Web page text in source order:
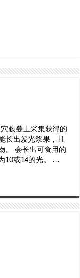
藤蔓上采集获得的
长出发光浆果，且
。 会长出可食用的
10或14的光。 …